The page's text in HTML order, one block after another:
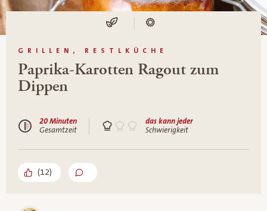
GRILLEN, RESTLKÜCHE
Paprika-Karotten Ragout zum
Dippen
20 Minuten
Gesamtzeit
das kann jeder
Schwierigkeit
(12)